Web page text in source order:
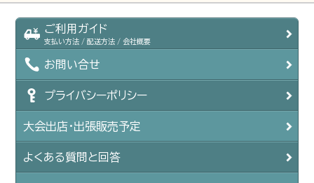
ご利用ガイド
支払い方法 / 配送方法 / 会社概要
お問い合せ
プライバシーポリシー
大会出店・出張販売予定
よくある質問と回答